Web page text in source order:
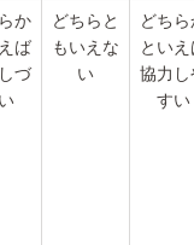
か
ば
づ
どちらと
もいえな
い
どち
とい
協力
すい